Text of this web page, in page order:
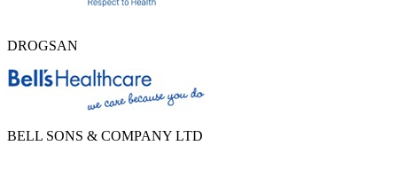
DROGSAN
BELL SONS & COMPANY LTD